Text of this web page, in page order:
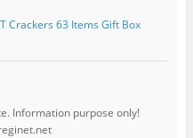
Crackers 63 Items Gift Box
Information purpose only!